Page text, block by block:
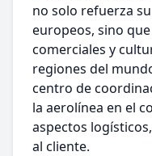
no solo refuerza
europeos, sino
comerciales y
regiones del
centro de
la aerolínea en el
aspectos
al cliente.